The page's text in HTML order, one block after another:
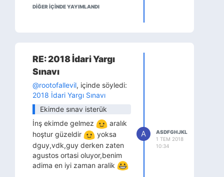
DİĞER IÇINDE YAYIMLANDI
RE: 2018 İdari Yargı
Sınavı
@rootofallevil, içinde söyledi:
2018 İdari Yargı Sınavı
Ekimde sınav isterük
İnş ekimde gelmez
aralık
hoştur güzeldir
yoksa
dguy,vdk,guy derken zaten
agustos ortasi oluyor,benim
adima en iyi zaman aralik
A
ASDFGHJKL
1 TEM 2018
10:34